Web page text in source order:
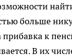
больше
к
В их